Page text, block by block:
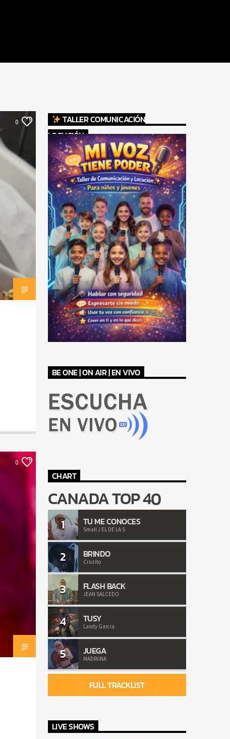
0
0
TALLER COMUNICACIÓN
LOCUCIÓN
BE ONE | ON AIR | EN VIVO
CHART
CANADA TOP 40
1 TU ME CONOCES
Small J EL DE LA S
2 BRINDO
Cruzito
3 FLASH BACK
JEAN SALCEDO
4 TUSY
Landy Garcia
5 JUEGA
MADRiiNA
FULL TRACKLIST
LIVE SHOWS